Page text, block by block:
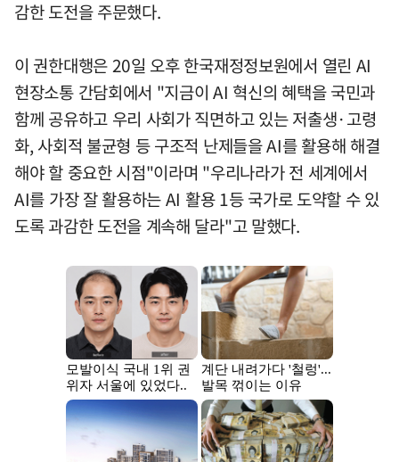
감한 도전을 주문했다.
이 권한대행은 20일 오후 한국재정정보원에서 열린 AI
현장소통 간담회에서 "지금이 AI 혁신의 혜택을 국민과
함께 공유하고 우리 사회가 직면하고 있는 저출생·고령
화, 사회적 불균형 등 구조적 난제들을 AI를 활용해 해결
해야 할 중요한 시점"이라며 "우리나라가 전 세계에서
AI를 가장 잘 활용하는 AI 활용 1등 국가로 도약할 수 있
도록 과감한 도전을 계속해 달라"고 말했다.